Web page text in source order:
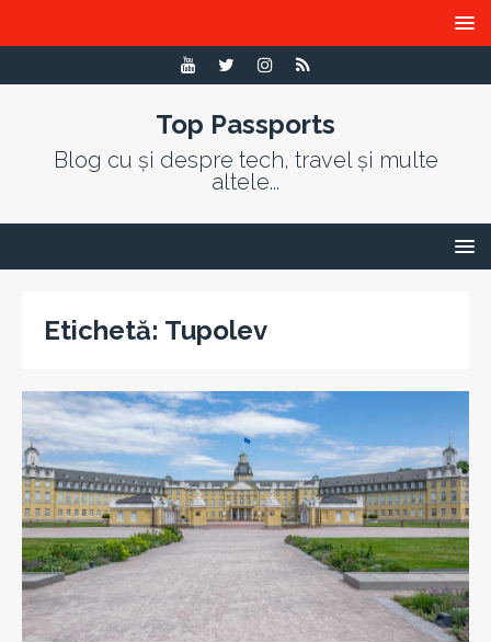
Top Passports
Blog cu și despre tech, travel și multe
altele...
Etichetă: Tupolev